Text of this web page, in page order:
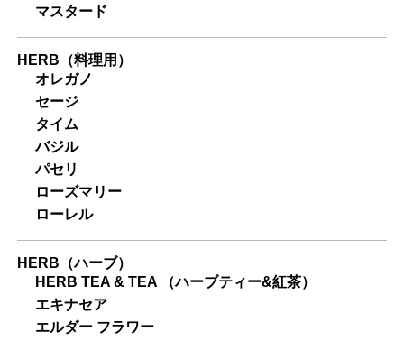
マスタード
HERB（料理用）
オレガノ
セージ
タイム
バジル
パセリ
ローズマリー
ローレル
HERB（ハーブ）
HERB TEA & TEA （ハーブティー&紅茶）
エキナセア
エルダー フラワー